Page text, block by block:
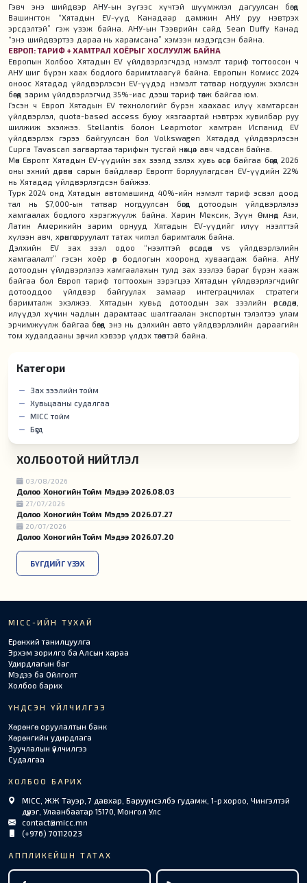
Гэвч энэ шийдвэр АНУ-ын зүгээс хүчтэй шүүмжлэл дагуулсан бөгөөд
Вашингтон “Хятадын EV-үүд Канадаар дамжин АНУ руу нэвтрэх
эрсдэлтэй” гэж үзэж байна. АНУ-ын Тээврийн сайд Sean Duffy Канад
“энэ шийдвэртээ дараа нь харамсана” хэмээн мэдэгдсэн байна.
ЕВРОП: ТАРИФ + ХАМТРАЛ ХОЁРЫГ ХОСЛУУЛЖ БАЙНА
Европын Холбоо Хятадын EV үйлдвэрлэгчдэд нэмэлт тариф тогтоосон ч
АНУ шиг бүрэн хаах бодлого баримтлаагүй байна. Европын Комисс 2024
оноос Хятадад үйлдвэрлэсэн EV-үүдэд нэмэлт татвар ногдуулж эхэлсэн
бөгөөд зарим үйлдвэрлэгчид 35%-иас дээш тариф төлж байгаа юм.
Гэсэн ч Европ Хятадын EV технологийг бүрэн хаахаас илүү хамтарсан
үйлдвэрлэл, quota-based access буюу хязгаартай нэвтрэх хувилбар руу
шилжиж эхэлжээ. Stellantis болон Leapmotor хамтран Испанид EV
үйлдвэрлэх гэрээ байгуулсан бол Volkswagen Хятадад үйлдвэрлэсэн
Cupra Tavascan загвартаа тарифын тусгай нөхцөл авч чадсан байна.
Мөн Европт Хятадын EV-үүдийн зах зээлд эзлэх хувь өссөөр байгаа бөгөөд 2026
оны эхний дөрвөн сарын байдлаар Европт борлуулагдсан EV-үүдийн 22%
нь Хятадад үйлдвэрлэгдсэн байжээ.
Турк 2024 онд Хятадын автомашинд 40%-ийн нэмэлт тариф эсвэл доод
тал нь $7,000-ын татвар ногдуулсан бөгөөд дотоодын үйлдвэрлэлээ
хамгаалах бодлого хэрэгжүүлж байна. Харин Мексик, Зүүн Өмнөд Ази,
Латин Америкийн зарим орнууд Хятадын EV-үүдийг илүү нээлттэй
хүлээн авч, хөрөнгө оруулалт татах чиглэл баримталж байна.
Дэлхийн EV зах зээл одоо “нээлттэй өрсөлдөөн vs үйлдвэрлэлийн
хамгаалалт” гэсэн хоёр өөр бодлогын хооронд хуваагдаж байна. АНУ
дотоодын үйлдвэрлэлээ хамгаалахын тулд зах зээлээ бараг бүрэн хааж
байгаа бол Европ тариф тогтоохын зэрэгцээ Хятадын үйлдвэрлэгчдийг
дотооддоо үйлдвэр байгуулах замаар интеграцчилах стратеги
баримталж эхэлжээ. Хятадын хувьд дотоодын зах зээлийн өрсөлдөөн,
илүүдэл хүчин чадлын дарамтаас шалтгаалан экспортын тэлэлтээ улам
эрчимжүүлж байгаа бөгөөд энэ нь дэлхийн авто үйлдвэрлэлийн дараагийн
том худалдааны зөрчил хэвээр үлдэх төлөвтэй байна.
Категори
Зах зээлийн тойм
Хувьцааны судалгаа
MICC тойм
Бүгд
ХОЛБООТОЙ НИЙТЛЭЛ
03/08/2026
Долоо Хоногийн Тойм Мэдээ 2026.08.03
27/07/2026
Долоо Хоногийн Тойм Мэдээ 2026.07.27
20/07/2026
Долоо Хоногийн Тойм Мэдээ 2026.07.20
БҮГДИЙГ ҮЗЭХ
MICC-ИЙН ТУХАЙ
Ерөнхий танилцуулга
Эрхэм зорилго ба Алсын хараа
Удирдлагын баг
Мэдээ ба Ойлголт
Холбоо барих
ҮНДСЭН ҮЙЛЧИЛГЭЭ
Хөрөнгө оруулалтын банк
Хөрөнгийн удирдлага
Зуучлалын үйлчилгээ
Судалгаа
ХОЛБОО БАРИХ
MICC, ЖЖ Тауэр, 7 давхар, Баруунсэлбэ гудамж, 1-р хороо, Чингэлтэй
дүүрэг, Улаанбаатар 15170, Монгол Улс
contact@micc.mn
(+976) 70112023
АППЛИКЕЙШН ТАТАХ